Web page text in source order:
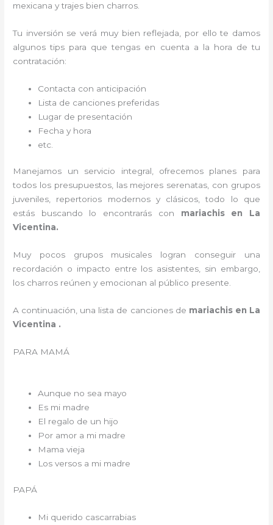
mexicana y trajes bien charros.
Tu inversión se verá muy bien reflejada, por ello te damos
algunos tips para que tengas en cuenta a la hora de tu
contratación:
Contacta con anticipación
Lista de canciones preferidas
Lugar de presentación
Fecha y hora
etc.
Manejamos un servicio integral, ofrecemos planes para
todos los presupuestos, las mejores serenatas, con grupos
juveniles, repertorios modernos y clásicos, todo lo que
estás buscando lo encontrarás con mariachis en La
Vicentina.
Muy pocos grupos musicales logran conseguir una
recordación o impacto entre los asistentes, sin embargo,
los charros reúnen y emocionan al público presente.
A continuación, una lista de canciones de mariachis en La
Vicentina .
PARA MAMÁ
Aunque no sea mayo
Es mi madre
El regalo de un hijo
Por amor a mi madre
Mama vieja
Los versos a mi madre
PAPÁ
Mi querido cascarrabias